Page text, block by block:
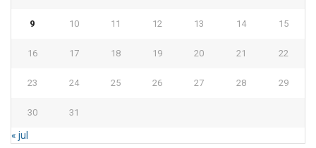
9 10 11 12 13 14 15
16 17 18 19 20 21 22
23 24 25 26 27 28 29
30 31
« jul